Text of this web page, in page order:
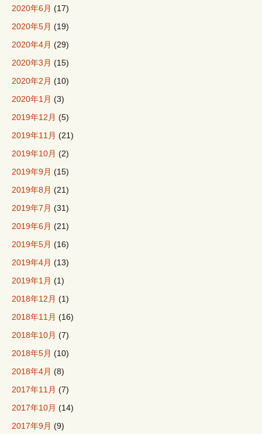
2020年6月 (17)
2020年5月 (19)
2020年4月 (29)
2020年3月 (15)
2020年2月 (10)
2020年1月 (3)
2019年12月 (5)
2019年11月 (21)
2019年10月 (2)
2019年9月 (15)
2019年8月 (21)
2019年7月 (31)
2019年6月 (21)
2019年5月 (16)
2019年4月 (13)
2019年1月 (1)
2018年12月 (1)
2018年11月 (16)
2018年10月 (7)
2018年5月 (10)
2018年4月 (8)
2017年11月 (7)
2017年10月 (14)
2017年9月 (9)